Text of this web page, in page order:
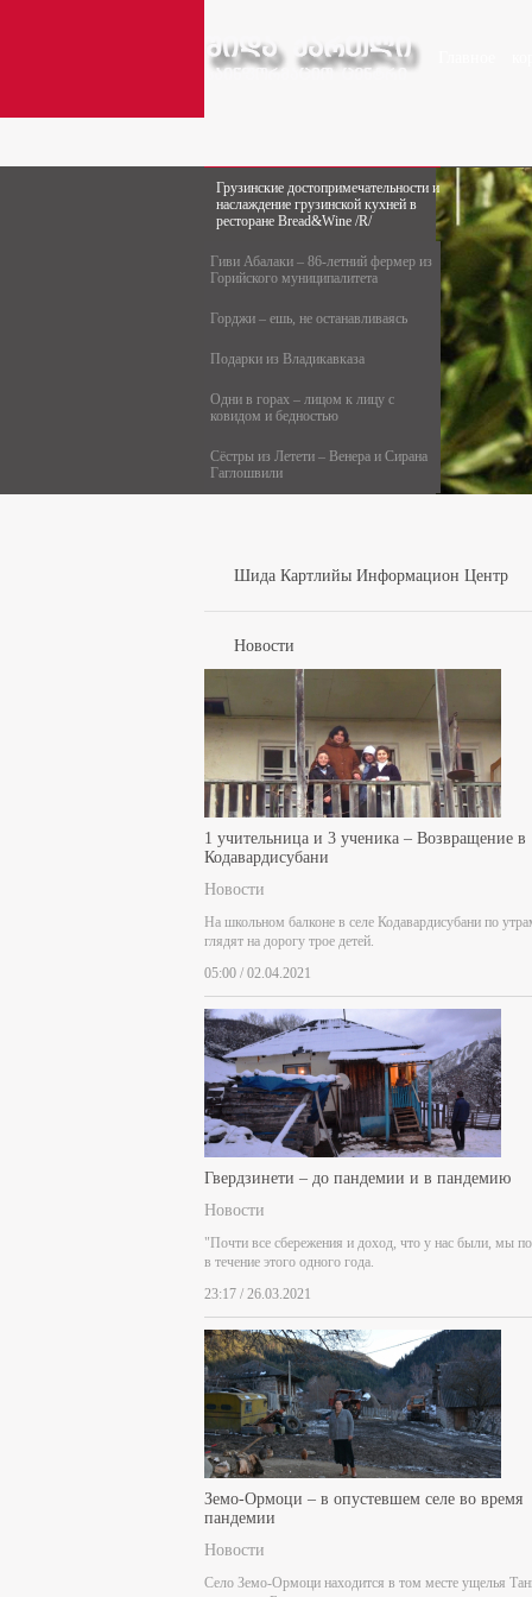
Грузинские достопримечательности и
наслаждение грузинской кухней в
ресторане Bread&Wine /R/
Гиви Абалаки – 86-летний фермер из
Горийского муниципалитета
Горджи – ешь, не останавливаясь
Подарки из Владикавказа
Одни в горах – лицом к лицу с
ковидом и бедностью
Сёстры из Летети – Венера и Сирана
Гаглошвили
Шида Картлийы Информацион Центр
Новости
1 учительница и 3 ученика – Возвращение в
Кодавардисубани
Новости
На школьном балконе в селе Кодавардисубани по
глядят на дорогу трое детей.
05:00 / 02.04.2021
Гвердзинети – до пандемии и в пандемию
Новости
"Почти все сбережения и доход, что у нас были, мы
в течение этого одного года.
23:17 / 26.03.2021
Земо-Ормоци – в опустевшем селе во время
пандемии
Новости
Село Земо-Ормоци находится в том месте ущелья